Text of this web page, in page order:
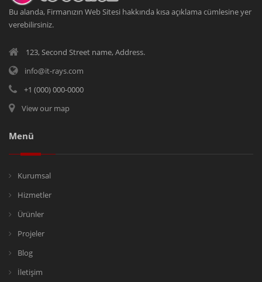
Bu alanda, Firmanızın Web Sitesi hakkında kısa açıklama cümlesine yer
verebilirsiniz.
123, Second Street name, Address.
info@it-rays.com
+1 (000) 000-0000
View our map
Menü
Kurumsal
Hizmetler
Ürünler
Projeler
Blog
İletişim